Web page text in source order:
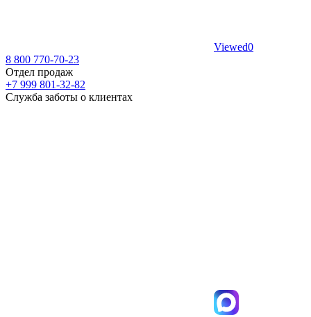
Viewed0
8 800 770-70-23
Отдел продаж
+7 999 801-32-82
Служба заботы о клиентах